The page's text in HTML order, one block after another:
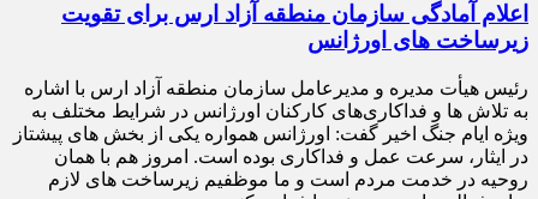
اعلام آمادگی سازمان منطقه آزاد ارس برای تقویت
زیرساخت‌ های اورژانس
رئیس هیأت‌ مدیره و مدیرعامل سازمان منطقه آزاد ارس با اشاره
به تلاش‌ ها و فداکاری‌های کارکنان اورژانس در شرایط مختلف به‌
ویژه ایام جنگ اخیر گفت: اورژانس همواره یکی از بخش‌ های پیشتاز
در ایثار، سرعت‌ عمل و فداکاری بوده است. امروز هم با همان
روحیه در خدمت مردم است و ما موظفیم زیرساخت‌ های لازم